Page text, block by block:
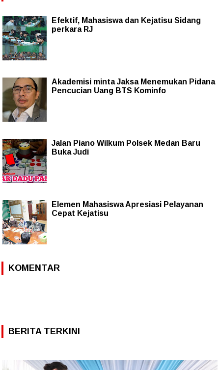
Efektif, Mahasiswa dan Kejatisu Sidang
perkara RJ
Akademisi minta Jaksa Menemukan Pidana
Pencucian Uang BTS Kominfo
Jalan Piano Wilkum Polsek Medan Baru
Buka Judi
Elemen Mahasiswa Apresiasi Pelayanan
Cepat Kejatisu
KOMENTAR
BERITA TERKINI